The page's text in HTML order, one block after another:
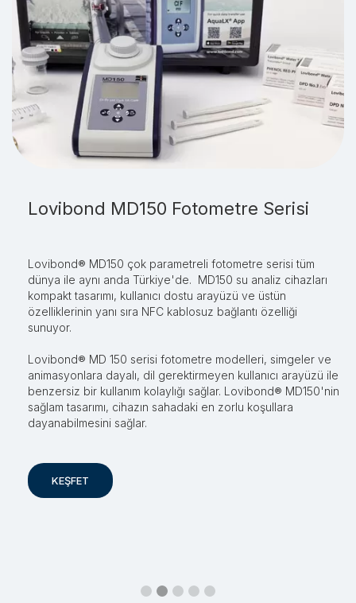
Lovibond MD150 Fotometre Serisi
Lovibond® MD150 çok parametreli fotometre serisi tüm
dünya ile aynı anda Türkiye'de. MD150 su analiz cihazları
kompakt tasarımı, kullanıcı dostu arayüzü ve üstün
özelliklerinin yanı sıra NFC kablosuz bağlantı özelliği
sunuyor.
Lovibond® MD 150 serisi fotometre modelleri, simgeler ve
animasyonlara dayalı, dil gerektirmeyen kullanıcı arayüzü ile
benzersiz bir kullanım kolaylığı sağlar. Lovibond® MD150'nin
sağlam tasarımı, cihazın sahadaki en zorlu koşullara
dayanabilmesini sağlar.
KEŞFET
Lovibond TB350 Serisi Türbidimetre
Lovibond® TB 350 serisi bulanıklık ölçüm fotometre
modelleri saha ve çevre testleri için ideal olan bulanıklık
ölçüm cihazlarıdır. Düşük aralıktaki su numuneleri için en
güvenilir ölçümleri eksiksiz aralıkta ulaşılmamış doğruluk
sunar.
Lovibond® TB350 Türbidimetre modellerinde yeni Multipath
90 BLAC sensör teknolojisi onu dünya pazarındaki en iyi
bulanıklık ölçeri haline getirmektedir. Lovibond® TB350 IR
ISO 7027 ve TB350 WL EPA 180 seçenekleri ile sizlerle.
KEŞFET